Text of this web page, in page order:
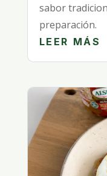
sabor
preparación.
LEER MÁS